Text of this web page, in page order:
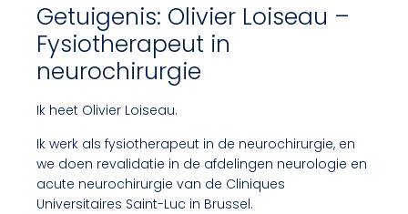
Getuigenis: Olivier Loiseau –
Fysiotherapeut in
neurochirurgie
Ik heet Olivier Loiseau.
Ik werk als fysiotherapeut in de neurochirurgie, en
we doen revalidatie in de afdelingen neurologie en
acute neurochirurgie van de Cliniques
Universitaires Saint-Luc in Brussel.